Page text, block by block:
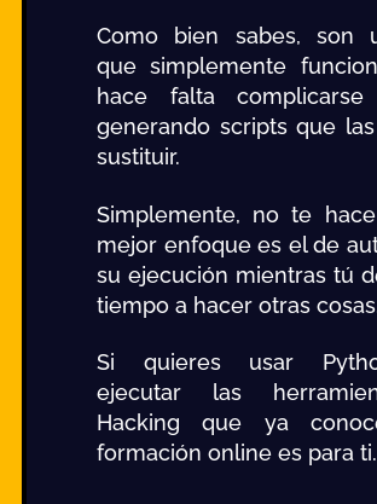
Como bien sabes, son
que simplemente
hace falta
generando scripts que
sustituir.
Simplemente, no te
mejor enfoque es el de
su ejecución mientras tú
tiempo a hacer otras
Si quieres usar
ejecutar las
Hacking que ya
formación online es para ti.